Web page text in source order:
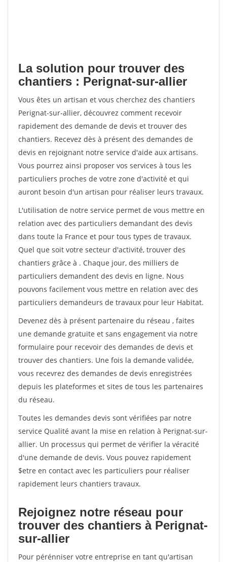
La solution pour trouver des
chantiers : Perignat-sur-allier
Vous êtes un artisan et vous cherchez des chantiers
Perignat-sur-allier, découvrez comment recevoir
rapidement des demande de devis et trouver des
chantiers. Recevez dès à présent des demandes de
devis en rejoignant notre service d'aide aux artisans.
Vous pourrez ainsi proposer vos services à tous les
particuliers proches de votre zone d'activité et qui
auront besoin d'un artisan pour réaliser leurs travaux.
L'utilisation de notre service permet de vous mettre en
relation avec des particuliers demandant des devis
dans toute la France et pour tous types de travaux.
Quel que soit votre secteur d'activité, trouver des
chantiers grâce à . Chaque jour, des milliers de
particuliers demandent des devis en ligne. Nous
pouvons facilement vous mettre en relation avec des
particuliers demandeurs de travaux pour leur Habitat.
Devenez dès à présent partenaire du réseau , faites
une demande gratuite et sans engagement via notre
formulaire pour recevoir des demandes de devis et
trouver des chantiers. Une fois la demande validée,
vous recevrez des demandes de devis enregistrées
depuis les plateformes et sites de tous les partenaires
du réseau.
Toutes les demandes devis sont vérifiées par notre
service Qualité avant la mise en relation à Perignat-sur-
allier. Un processus qui permet de vérifier la véracité
d'une demande de devis. Vous pouvez rapidement
$etre en contact avec les particuliers pour réaliser
rapidement leurs chantiers travaux.
Rejoignez notre réseau pour
trouver des chantiers à Perignat-
sur-allier
Pour pérénniser votre entreprise en tant qu'artisan